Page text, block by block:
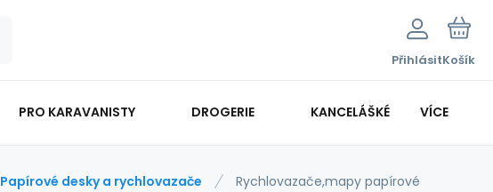
PřihlásitKošík
PRO KARAVANISTY DROGERIE KANCELÁŠKÉ POTŘEBY
PRO ŠKOLÁKY KANCELÁŘSKÁ TECHNIKA
VÍCE
Papírové desky a rychlovazače Rychlovazače,mapy papírové